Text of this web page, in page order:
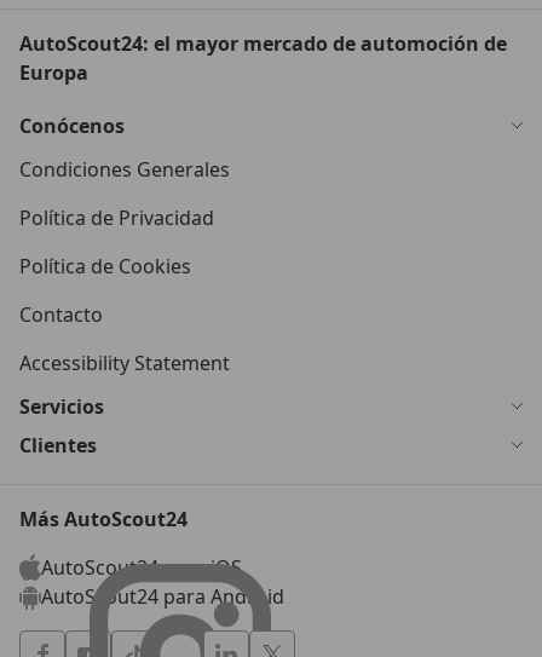
AutoScout24: el mayor mercado de automoción de
Europa
Conócenos
Condiciones Generales
Política de Privacidad
Política de Cookies
Contacto
Accessibility Statement
Servicios
Clientes
Más AutoScout24
AutoScout24 para iOS
AutoScout24 para Android